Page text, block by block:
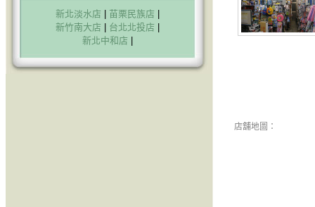
新北淡水店 苗栗民族店
新竹南大店
台北北投店
新北中和店
店舖地圖 ：